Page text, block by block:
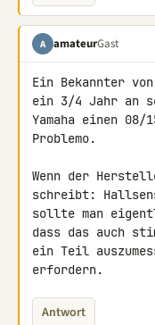
A amateurGast
Ein Bekannter
ein 3/4 Jahr an
Yamaha einen
Problemo.
Wenn der
schreibt:
sollte man
dass das auch
ein Teil
erfordern.
Antwort